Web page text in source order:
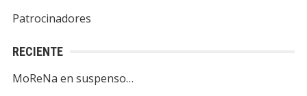
Patrocinadores
RECIENTE
MoReNa en suspenso…